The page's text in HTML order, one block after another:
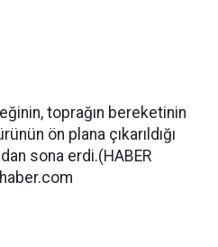
toprağın bereketinin
ön plana çıkarıldığı
sona erdi.(HABER